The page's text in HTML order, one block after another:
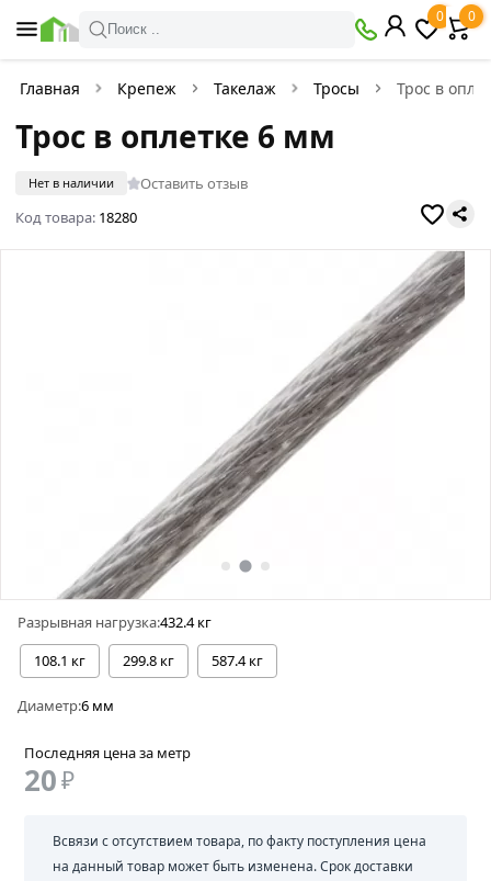
Поиск ..
0 0
Главная Крепеж Такелаж Тросы Трос в
Трос в оплетке 6 мм
Нет в наличии
Оставить отзыв
Код товара: 18280
Разрывная нагрузка:432.4 кг
108.1 кг
299.8 кг 587.4 кг
Диаметр:6 мм
Последняя цена за метр
20₽
Всвязи с отсутствием товара, по факту поступления цена
на данный товар может быть изменена. Срок доставки